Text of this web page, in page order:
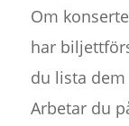
Om
har
du lista
Arbetar du